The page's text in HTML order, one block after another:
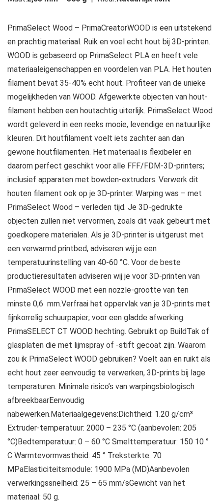
PrimaSelect Wood – PrimaCreatorWOOD is een uitstekend
en prachtig materiaal. Ruik en voel echt hout bij 3D-printen.
WOOD is gebaseerd op PrimaSelect PLA en heeft vele
materiaaleigenschappen en voordelen van PLA. Het houten
filament bevat 35-40% echt hout. Profiteer van de unieke
mogelijkheden van WOOD. Afgewerkte objecten van hout-
filament hebben een houtachtig uiterlijk. PrimaSelect Wood
wordt geleverd in een reeks mooie, levendige en natuurlijke
kleuren. Dit houtfilament voelt iets zachter aan dan
gewone houtfilamenten. Het materiaal is flexibeler en
daarom perfect geschikt voor alle FFF/FDM-3D-printers;
inclusief apparaten met bowden-extruders. Verwerk dit
houten filament ook op je 3D-printer. Warping was – met
PrimaSelect Wood – verleden tijd. Je 3D-gedrukte
objecten zullen niet vervormen, zoals dit vaak gebeurt met
goedkopere materialen. Als je 3D-printer is uitgerust met
een verwarmd printbed, adviseren wij je een
temperatuurinstelling van 40-60 °C. Voor de beste
productieresultaten adviseren wij je voor 3D-printen van
PrimaSelect WOOD met een nozzle-grootte van ten
minste 0,6 ​ mm.Verfraai het oppervlak van je 3D-prints met
fijnkorrelig schuurpapier; voor een gladde afwerking.
PrimaSELECT CT WOOD hechting. Gebruikt op BuildTak of
glasplaten die met lijmspray of -stift gecoat zijn. Waarom
zou ik PrimaSelect WOOD gebruiken? Voelt aan en ruikt als
echt hout zeer eenvoudig te verwerken, 3D-prints bij lage
temperaturen. Minimale risico’s van warpingsbiologisch
afbreekbaarEenvoudig
nabewerken.Materiaalgegevens:Dichtheid: 1.20 g/cm³
Extruder-temperatuur: 2000 – 235 °C (aanbevolen: 205
°C)Bedtemperatuur: 0 – 60 °C Smelttemperatuur: 150 10 °
C Warmtevormvastheid: 45 ° Treksterkte: 70
MPaElasticiteitsmodule: 1900 MPa (MD)Aanbevolen
verwerkingssnelheid: 25 – 65 mm/sGewicht van het
materiaal: 50 g.